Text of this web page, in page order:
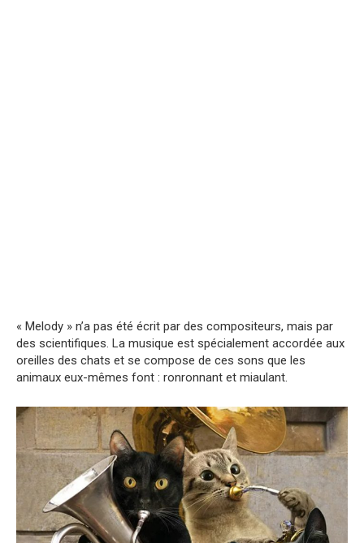
« Melody » n’a pas été écrit par des compositeurs, mais par
des scientifiques. La musique est spécialement accordée aux
oreilles des chats et se compose de ces sons que les
animaux eux-mêmes font : ronronnant et miaulant.